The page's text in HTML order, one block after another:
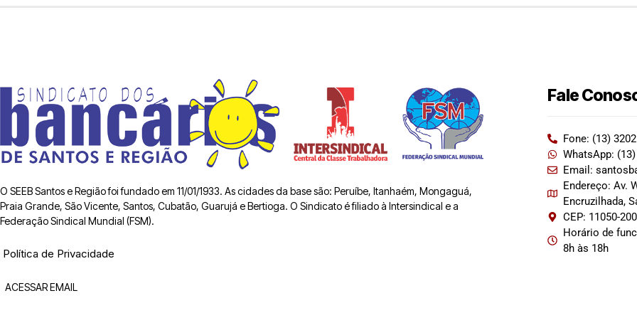
O SEEB Santos e Região foi fundado em 11/01/1933. As cidades da base são: Peruíbe, Itanhaém, Mongaguá,
Praia Grande, São Vicente, Santos, Cubatão, Guarujá e Bertioga. O Sindicato é filiado à Intersindical e a
Federação Sindical Mundial (FSM).
Política de Privacidade
ACESSAR EMAIL
Fale
Fone: (13)
WhatsApp:
Email:
Endereço: Av.
Encruzilhada,
CEP: 11050-200
Horário de
8h às 18h